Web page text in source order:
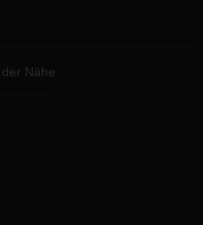
Nähe